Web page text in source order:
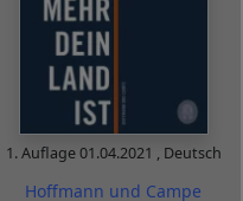
1. Auflage01.04.2021 , Deutsch
Hoffmann und Campe